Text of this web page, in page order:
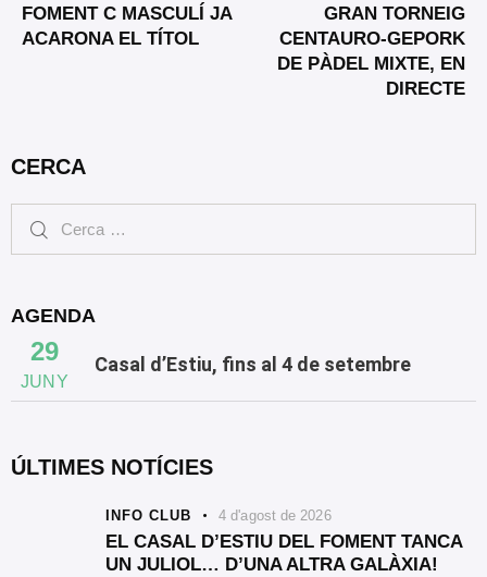
FOMENT C MASCULÍ JA
ACARONA EL TÍTOL
GRAN TORNEIG
CENTAURO-GEPORK
DE PÀDEL MIXTE, EN
DIRECTE
CERCA
AGENDA
29
JUNY
Casal d’Estiu, fins al 4 de setembre
ÚLTIMES NOTÍCIES
INFO CLUB 4 d'agost de 2026
EL CASAL D’ESTIU DEL FOMENT TANCA
UN JULIOL… D’UNA ALTRA GALÀXIA!